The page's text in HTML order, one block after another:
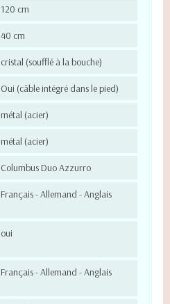
120 cm
40 cm
cristal (soufflé à la bouche)
Oui (câble intégré dans le pied)
métal (acier)
métal (acier)
Columbus Duo Azzurro
Français - Allemand - Anglais
oui
Français - Allemand - Anglais